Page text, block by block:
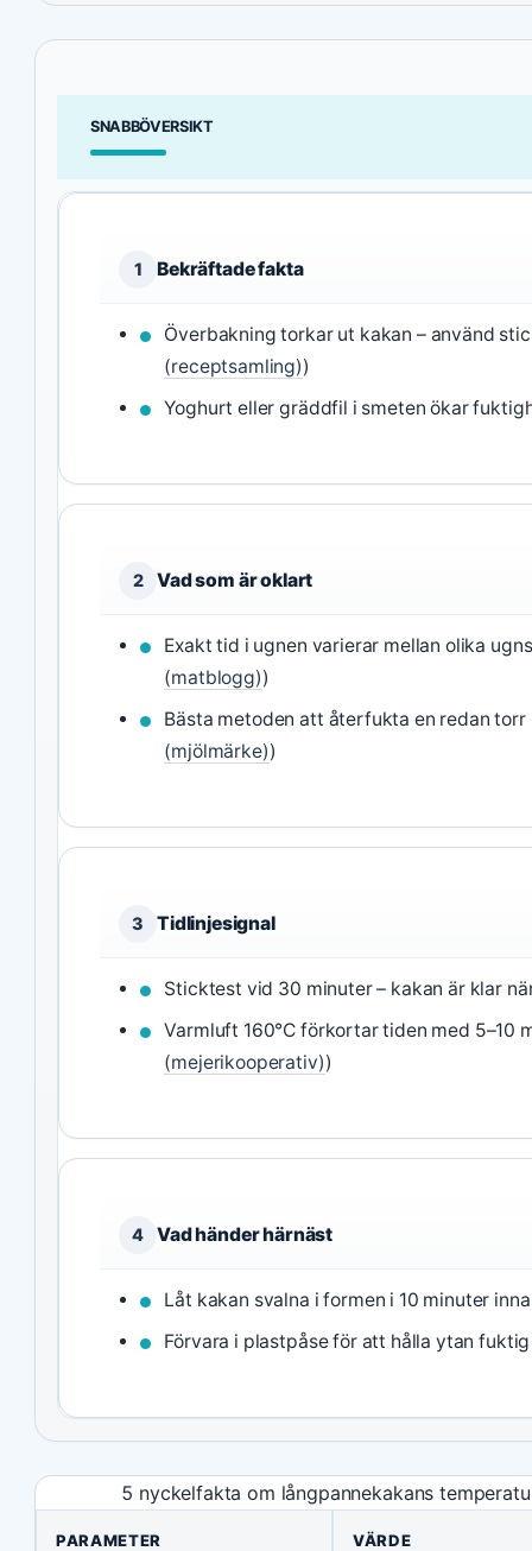
SNABBÖVERSIKT
1 Bekräftade fakta
Överbakning torkar ut kakan – använd
(receptsamling))
Yoghurt eller gräddfil i smeten ökar
2 Vad som är oklart
Exakt tid i ugnen varierar mellan olika
(matblogg))
Bästa metoden att återfukta en redan
(mjölmärke))
3 Tidlinjesignal
Sticktest vid 30 minuter – kakan är klar
Varmluft 160°C förkortar tiden med 5–10
(mejerikooperativ))
4 Vad händer härnäst
Låt kakan svalna i formen i 10 minuter
Förvara i plastpåse för att hålla ytan
5 nyckelfakta om långpannekakans
PARAMETER VÄRDE